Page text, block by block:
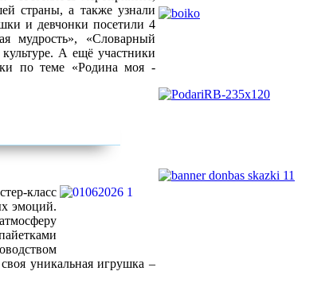
страны, а также узнали
и девчонки посетили 4
мудрость», «Словарный
А ещё участники
по теме «Родина моя -
класс
эмоций.
уникальная игрушка –